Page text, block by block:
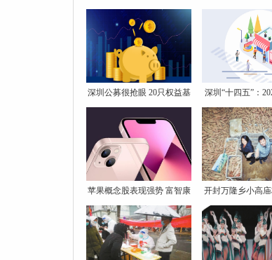
深圳公募很抢眼 20只权益基 深圳“十四五”：
苹果概念股表现强势 富智康
开封万隆乡小高
视